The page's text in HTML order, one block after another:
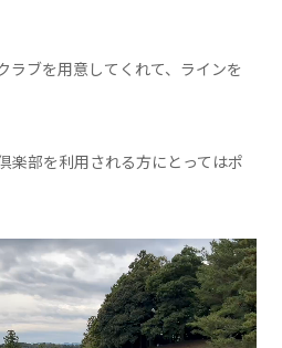
ラブを用意してくれて、ラインを
楽部を利用される方にとってはポ